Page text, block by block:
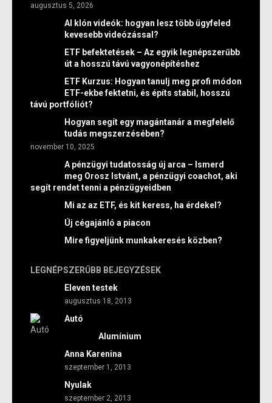
augusztus 5, 2026
AI klón videók: hogyan lesz több ügyfeled
kevesebb videózással?
ETF befektetések – Az egyik legnépszerűbb
út a hosszú távú vagyonépítéshez
ETF Kurzus: Hogyan tanulj meg profi módon
ETF-ekbe fektetni, és építs stabil, hosszú
távú portfóliót?
Hogyan segít egy magántanár a megfelelő
tudás megszerzésében?
november 10, 2025
A pénzügyi tudatosság új arca – Ismerd
meg Orosz Istvánt, a pénzügyi coachot, aki
segít rendet tenni a pénzügyeidben
Mi az az ETF, és kit keress, ha érdekel?
Új cégajánló a piacon
Mire figyeljünk munkakeresés közben?
LEGNÉPSZERŰBB BEJEGYZÉSEK
Eleven testek
augusztus 18, 2013
Autó
Alumínium
Anna Karenina
szeptember 1, 2013
Nyulak
szeptember 2, 2013